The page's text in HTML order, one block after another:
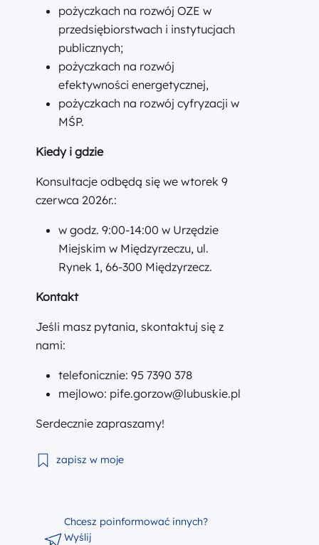
pożyczkach na rozwój OZE w
przedsiębiorstwach i instytucjach
publicznych;
pożyczkach na rozwój
efektywności energetycznej,
pożyczkach na rozwój cyfryzacji w
MŚP.
Kiedy i gdzie
Konsultacje odbędą się we wtorek 9
czerwca 2026r.:
w godz. 9:00-14:00 w Urzędzie
Miejskim w Międzyrzeczu, ul.
Rynek 1, 66-300 Międzyrzecz.
Kontakt
Jeśli masz pytania, skontaktuj się z
nami:
telefonicznie: 95 7390 378
mejlowo: pife.gorzow@lubuskie.pl
Serdecznie zapraszamy!
zapisz w moje
Całodzienny dyżur MPI w Międzyrzeczu, 9.06.2026 r.
Chcesz poinformować innych?
Wyślij